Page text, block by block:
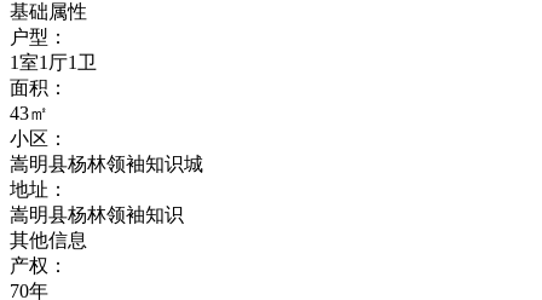
基础属性
户型：
1室1厅1卫
面积：
43㎡
小区：
嵩明县杨林领袖知识城
地址：
嵩明县杨林领袖知识
其他信息
产权：
70年